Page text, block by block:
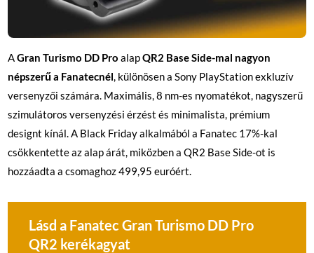
AGran Turismo DD Pro alapQR2 Base Side-mal nagyon
népszerű a Fanatecnél, különösen a Sony PlayStation exkluzív
versenyzői számára. Maximális, 8 nm-es nyomatékot, nagyszerű
szimulátoros versenyzési érzést és minimalista, prémium
designt kínál. A Black Friday alkalmából a Fanatec 17%-kal
csökkentette az alap árát, miközben a QR2 Base Side-ot is
hozzáadta a csomaghoz 499,95 euróért.
Lásd a Fanatec Gran Turismo DD Pro
QR2 kerékagyat